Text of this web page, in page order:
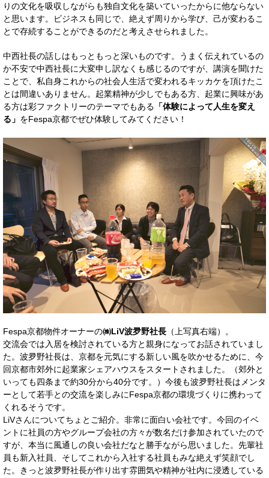
りの文化を吸収しながらも独自文化を築いていったからに他ならない
と思います。ビジネスも同じで、絶えず周りから学び、己が変わるこ
とで存続することができるのだと考えさせられました。
中西社長の話しはもっともっと深いものです。うまく伝えれているの
か不安で中西社長に大変申し訳なくも感じるのですが、講演を聞けた
ことで、私自身これからの社会人生活で変われるキッカケを頂けたこ
とは間違いありません。起業精神が少しでもある方、起業に興味があ
る方は彩ファクトリーのテーマでもある 「体験によって人生を変え
る」 をFespa京都でぜひ体験してみてください！
Fespa京都物件オーナーの㈱LiV波夛野社長 （上写真右端）。
交流会では入居を検討されている方と親身になってお話されていまし
た。波夛野社長は、京都を元気にする新しい風を吹かせるために、今
回京都市郊外に起業家シェアハウスをスタートされました。（郊外と
いっても四条まで約30分から40分です。）今後も波夛野社長はメンタ
ーとして若手との交流を楽しみにFespa京都の環境づくりに携わって
くれるそうです。
LiVさんについてちょとご紹介。非常に面白い会社です。今回のイベ
ントに社員の方やグループ会社の方々が数名だけ参加されていたので
すが、本当に風通しの良い会社だなと勝手ながら思いました。先輩社
員も新入社員、そしてこれから入社する社員もみな絶えず笑顔でし
た。きっと波夛野社長が作り出す雰囲気や精神が社内に浸透している